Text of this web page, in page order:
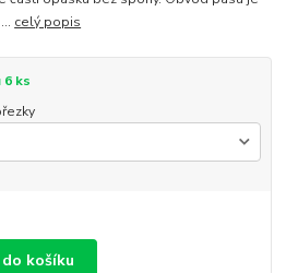
celý popis
6 ks
košíku